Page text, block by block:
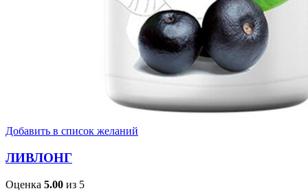
Добавить в список желаний
ЛИВЛОНГ
Оценка 5.00 из 5